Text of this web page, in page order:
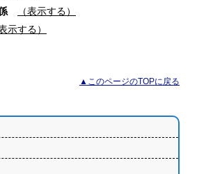
（表示する）
示する）
▲このページのTOPに戻る